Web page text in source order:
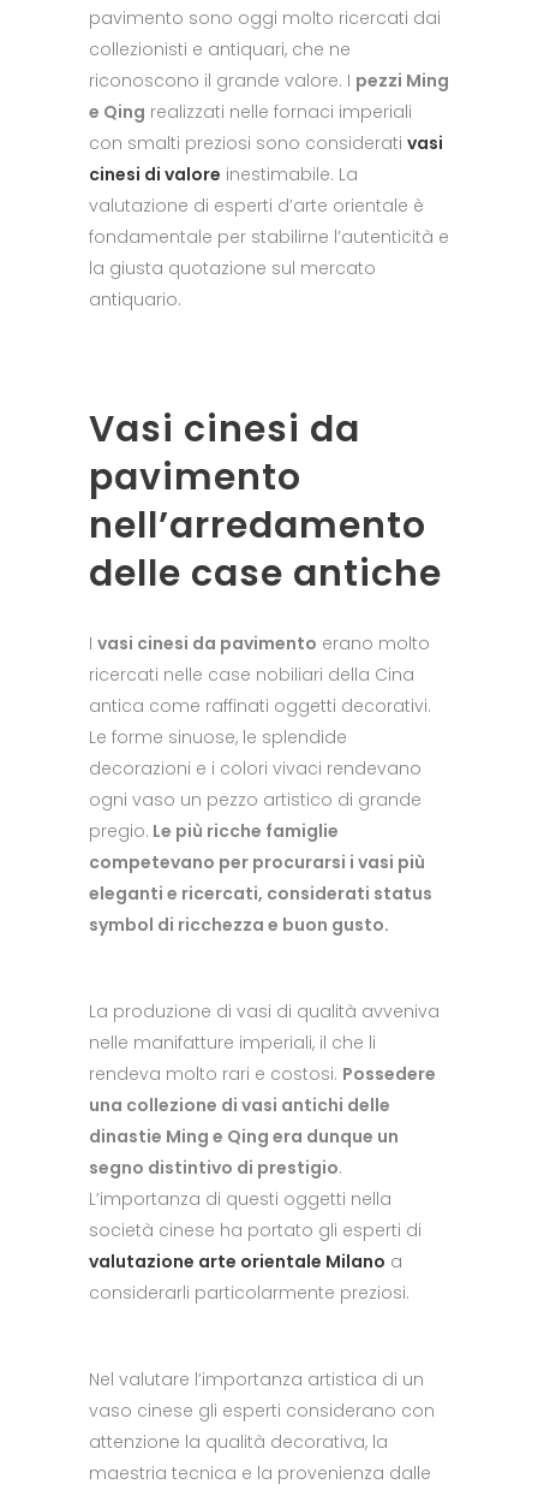
pavimento sono oggi molto ricercati dai
collezionisti e antiquari, che ne
riconoscono il grande valore. I pezzi Ming
e Qing realizzati nelle fornaci imperiali
con smalti preziosi sono considerati vasi
cinesi di valore inestimabile. La
valutazione di esperti d’arte orientale è
fondamentale per stabilirne l’autenticità e
la giusta quotazione sul mercato
antiquario.
Vasi cinesi da
pavimento
nell’arredamento
delle case antiche
I vasi cinesi da pavimento erano molto
ricercati nelle case nobiliari della Cina
antica come raffinati oggetti decorativi.
Le forme sinuose, le splendide
decorazioni e i colori vivaci rendevano
ogni vaso un pezzo artistico di grande
pregio. Le più ricche famiglie
competevano per procurarsi i vasi più
eleganti e ricercati, considerati status
symbol di ricchezza e buon gusto.
La produzione di vasi di qualità avveniva
nelle manifatture imperiali, il che li
rendeva molto rari e costosi. Possedere
una collezione di vasi antichi delle
dinastie Ming e Qing era dunque un
segno distintivo di prestigio.
L’importanza di questi oggetti nella
società cinese ha portato gli esperti di
valutazione arte orientale Milano a
considerarli particolarmente preziosi.
Nel valutare l’importanza artistica di un
vaso cinese gli esperti considerano con
attenzione la qualità decorativa, la
maestria tecnica e la provenienza dalle